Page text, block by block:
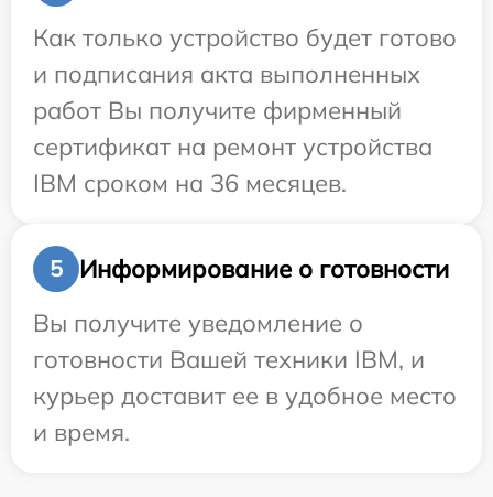
Как только устройство будет готово
и подписания акта выполненных
работ Вы получите фирменный
сертификат на ремонт устройства
IBM сроком на 36 месяцев.
5
Информирование о готовности
Вы получите уведомление о
готовности Вашей техники IBM, и
курьер доставит ее в удобное место
и время.